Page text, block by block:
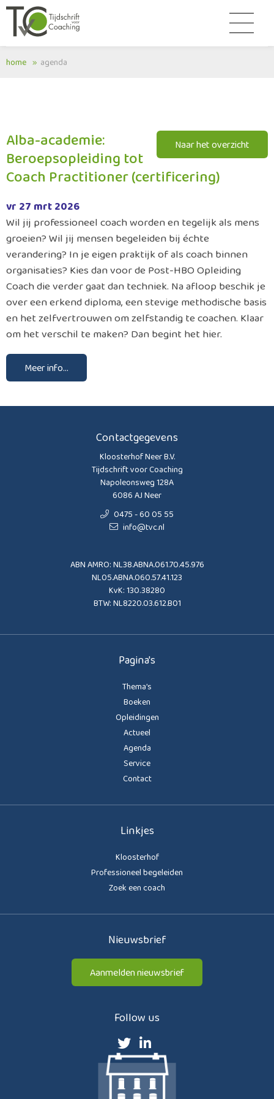
home agenda
Naar het overzicht
Alba-academie:
Beroepsopleiding tot
Coach Practitioner (certificering)
vr 27 mrt 2026
Wil jij professioneel coach worden en tegelijk als mens
groeien? Wil jij mensen begeleiden bij échte
verandering? In je eigen praktijk of als coach binnen
organisaties? Kies dan voor de Post-HBO Opleiding
Coach die verder gaat dan techniek. Na afloop beschik je
over een erkend diploma, een stevige methodische basis
en het zelfvertrouwen om zelfstandig te coachen. Klaar
om het verschil te maken? Dan begint het hier.
Meer info...
Contactgegevens
Kloosterhof Neer B.V.
Tijdschrift voor Coaching
Napoleonsweg 128A
6086 AJ Neer
0475 - 60 05 55
info@tvc.nl
ABN AMRO: NL38.ABNA.061.70.45.976
NL05.ABNA.060.57.41.123
KvK: 130.38280
BTW: NL8220.03.612.B01
Pagina's
Thema’s
Boeken
Opleidingen
Actueel
Agenda
Service
Contact
Linkjes
Kloosterhof
Professioneel begeleiden
Zoek een coach
Nieuwsbrief
Aanmelden nieuwsbrief
Follow us